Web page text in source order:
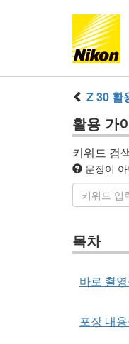
Z 30 활
활용 가
키워드 검
문장이
목차
바로 촬
포장 내